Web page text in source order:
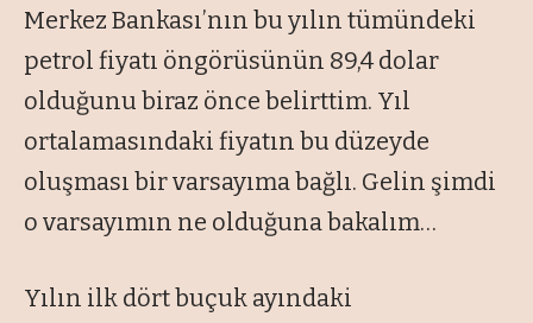
Merkez Bankası’nın bu yılın tümündeki
petrol fiyatı öngörüsünün 89,4 dolar
olduğunu biraz önce belirttim. Yıl
ortalamasındaki fiyatın bu düzeyde
oluşması bir varsayıma bağlı. Gelin şimdi
o varsayımın ne olduğuna bakalım…
Yılın ilk dört buçuk ayındaki